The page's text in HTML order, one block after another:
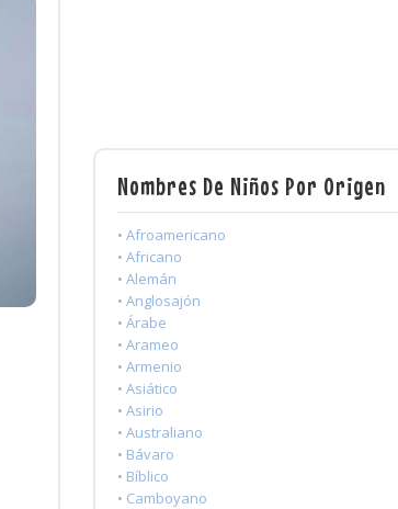
Nombres De Niños Por Origen
• Afroamericano
• Africano
• Alemán
• Anglosajón
• Árabe
• Arameo
• Armenio
• Asiático
• Asirio
• Australiano
• Bávaro
• Bíblico
• Camboyano